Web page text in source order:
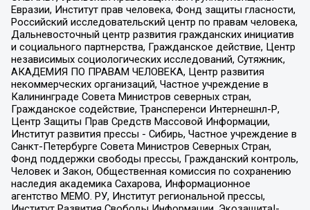
Евразии, Институт прав человека, Фонд защиты гласности,
Российский исследовательский центр по правам человека,
Дальневосточный центр развития гражданских инициатив
и социального партнерства, Гражданское действие, Центр
независимых социологических исследований, Сутяжник,
АКАДЕМИЯ ПО ПРАВАМ ЧЕЛОВЕКА, Центр развития
некоммерческих организаций, Частное учреждение в
Калининграде Совета Министров северных стран,
Гражданское содействие, Трансперенси Интернешнл-Р,
Центр Защиты Прав Средств Массовой Информации,
Институт развития прессы - Сибирь, Частное учреждение в
Санкт-Петербурге Совета Министров Северных Стран,
Фонд поддержки свободы прессы, Гражданский контроль,
Человек и Закон, Общественная комиссия по сохранению
наследия академика Сахарова, Информационное
агентство МЕМО. РУ, Институт региональной прессы,